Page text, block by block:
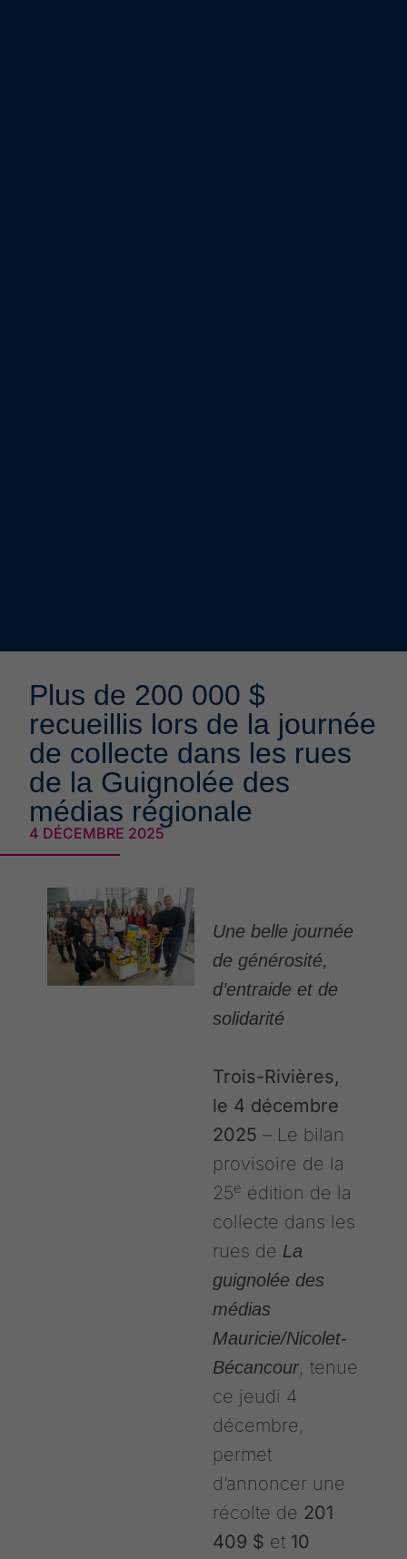
Plus de 200 000 $
recueillis lors de la journée
de collecte dans les rues
de la Guignolée des
médias régionale
4 DÉCEMBRE 2025
Une belle journée
de générosité,
d’entraide et de
solidarité
Trois-Rivières,
le 4 décembre
2025 – Le bilan
provisoire de la
25e édition de la
collecte dans les
rues de La
guignolée des
médias
Mauricie/Nicolet-
Bécancour, tenue
ce jeudi 4
décembre,
permet
d’annoncer une
récolte de 201
409 $ et 10